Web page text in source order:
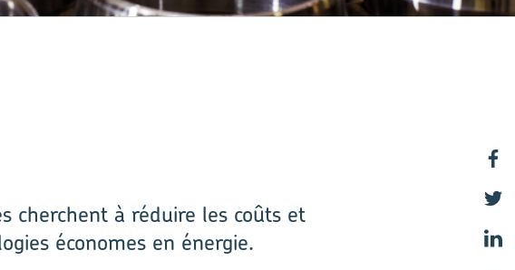
cherchent à réduire les coûts et
économes en énergie.